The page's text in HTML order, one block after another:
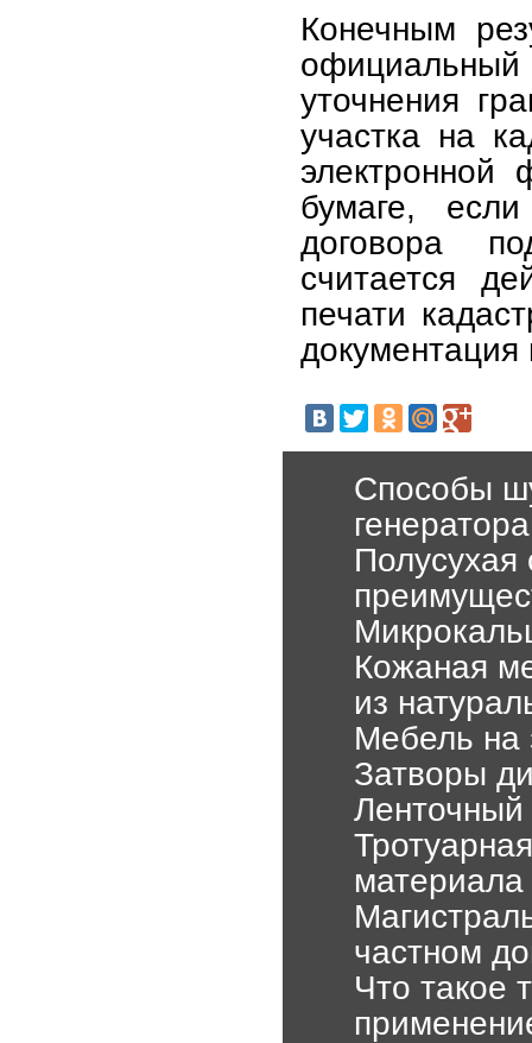
Конечным
уточнения
участка на
бумаге,
договора
считается
печати
документация
Способы
генератора
Полусухая
Кожаная
из
Мебель на
Затворы
материала
частном
Что такое